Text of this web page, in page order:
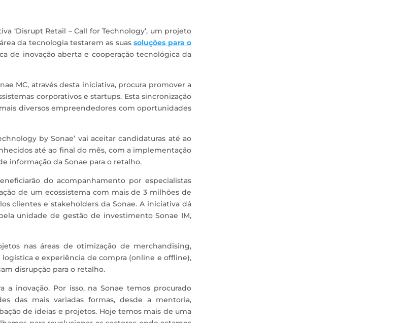
‘Disrupt Retail – Call for Technology’, um projeto
da tecnologia testarem as suassoluções para o
de inovação aberta e cooperação tecnológica da
MC, através desta iniciativa, procura promover a
corporativos e startups. Esta sincronização
diversos empreendedores com oportunidades
by Sonae’ vai aceitar candidaturas até ao
até ao final do mês, com a implementação
informação da Sonae para o retalho.
do acompanhamento por especialistas
de um ecossistema com mais de 3 milhões de
clientes e stakeholders da Sonae. A iniciativa dá
unidade de gestão de investimento Sonae IM,
nas áreas de otimização de merchandising,
e experiência de compra (online e offline),
disrupção para o retalho.
a inovação. Por isso, na Sonae temos procurado
das mais variadas formas, desde a mentoria,
de ideias e projetos. Hoje temos mais de uma